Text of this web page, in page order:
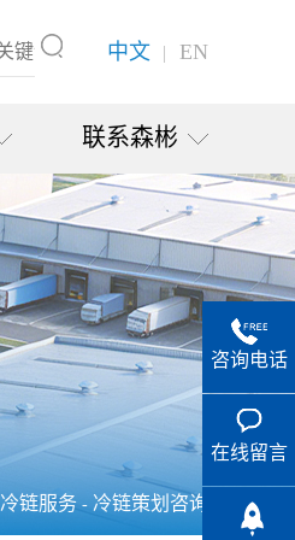
中文 | EN
联系森彬
冷链服务- 冷链策划咨询
咨询电话
在线留言